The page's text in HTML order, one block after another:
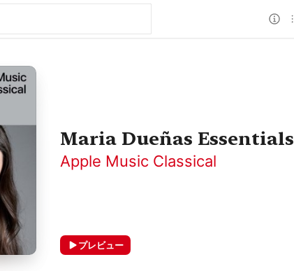
Maria Dueñas Essentials
Apple Music Classical
プレビュー